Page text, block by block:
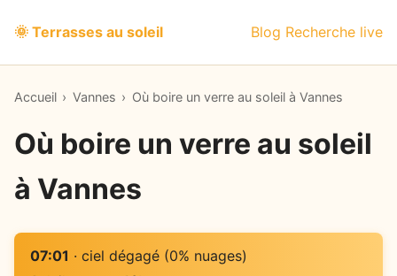
🌞 Terrasses au soleil Blog Recherche live
Accueil › Vannes › Où boire un verre au soleil à Vannes
Où boire un verre au soleil
à Vannes
07:01 · ciel dégagé (0% nuages)